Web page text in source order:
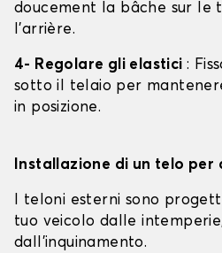
doucement la bâche sur le
l'arrière.
4- Regolare gli elastici :
sotto il telaio per
in posizione.
Installazione di un telo per
I teloni esterni sono
tuo veicolo dalle
dall'inquinamento.